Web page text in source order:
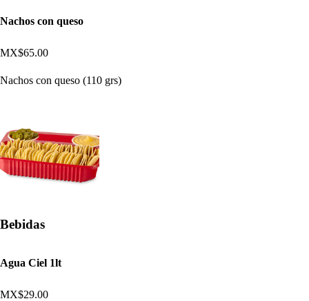
Nachos con queso
MX$65.00
Nachos con queso (110 grs)
Bebidas
Agua Ciel 1lt
MX$29.00